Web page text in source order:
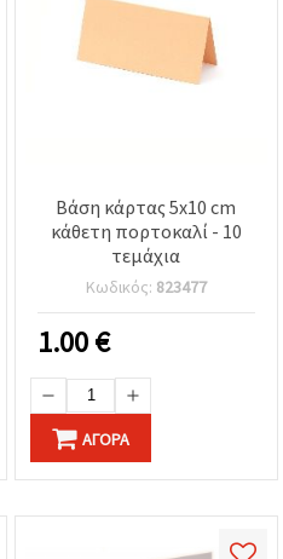
Βάση κάρτας 5x10 cm
κάθετη πορτοκαλί - 10
τεμάχια
Κωδικός: 823477
1.00€
ΑΓΟΡΆ